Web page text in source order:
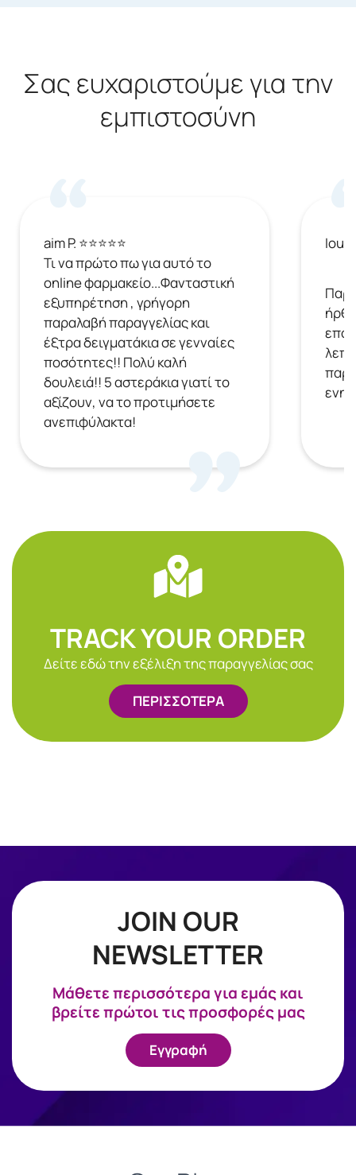
Σας ευχαριστούμε για την
εμπιστοσύνη
aim P. ⭐⭐⭐⭐⭐
Τι να πρώτο πω για αυτό το
online φαρμακείο...Φανταστική
εξυπηρέτηση , γρήγορη
παραλαβή παραγγελίας και
έξτρα δειγματάκια σε γενναίες
ποσότητες!! Πολύ καλή
δουλειά!! 5 αστεράκια γιατί το
αξίζουν, να το προτιμήσετε
ανεπιφύλακτα!
Ioulia
TRACK YOUR ORDER
Δείτε εδώ την εξέλιξη της παραγγελίας σας
ΠΕΡΙΣΣΟΤΕΡΑ
JOIN OUR
NEWSLETTER
Mάθετε περισσότερα για εμάς και
βρείτε πρώτοι τις προσφορές μας
Εγγραφή